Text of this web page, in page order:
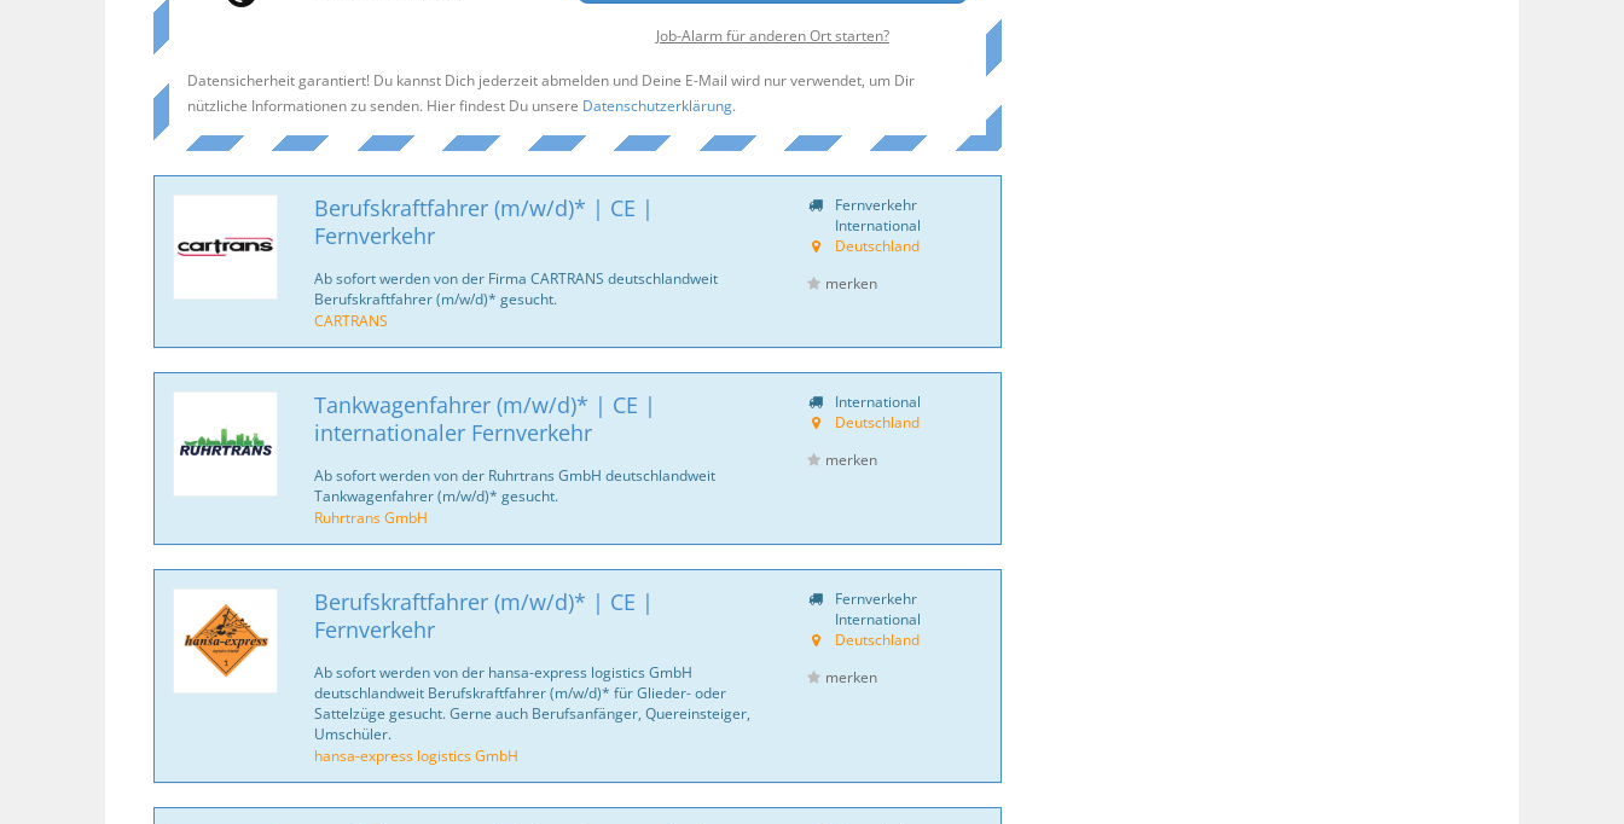
Job-Alarm für anderen Ort starten?
Datensicherheit garantiert! Du kannst Dich jederzeit abmelden und Deine E-Mail wird nur verwendet, um Dir
nützliche Informationen zu senden. Hier findest Du unsere Datenschutzerklärung.
Berufskraftfahrer (m/w/d)* | CE |
Fernverkehr
Ab sofort werden von der Firma CARTRANS deutschlandweit
Berufskraftfahrer (m/w/d)* gesucht.
CARTRANS
Fernverkehr
International
Deutschland
merken
Tankwagenfahrer (m/w/d)* | CE |
internationaler Fernverkehr
Ab sofort werden von der Ruhrtrans GmbH deutschlandweit
Tankwagenfahrer (m/w/d)* gesucht.
Ruhrtrans GmbH
International
Deutschland
merken
Berufskraftfahrer (m/w/d)* | CE |
Fernverkehr
Ab sofort werden von der hansa-express logistics GmbH
deutschlandweit Berufskraftfahrer (m/w/d)* für Glieder- oder
Sattelzüge gesucht. Gerne auch Berufsanfänger, Quereinsteiger,
Umschüler.
hansa-express logistics GmbH
Fernverkehr
International
Deutschland
merken